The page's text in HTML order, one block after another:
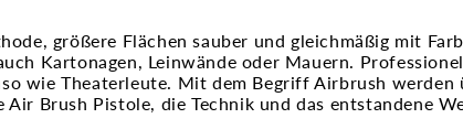
größere Flächen sauber und gleichmäßig mit
Kartonagen, Leinwände oder Mauern.
wie Theaterleute. Mit dem Begriff Airbrush werden
Brush Pistole, die Technik und das entstandene